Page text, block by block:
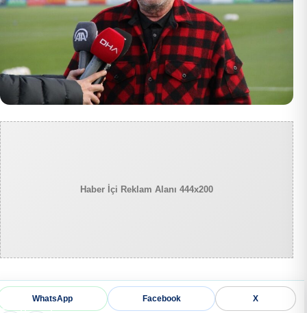
Haber İçi Reklam Alanı 444x200
WhatsApp Facebook X